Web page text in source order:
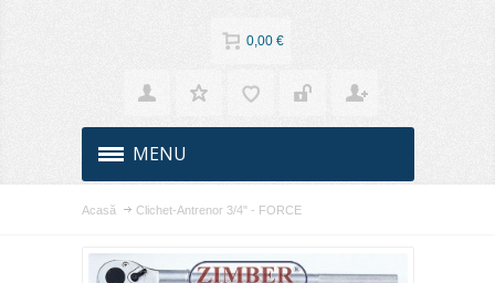
0,00 €
MENU
Acasă Clichet-Antrenor 3/4" - FORCE